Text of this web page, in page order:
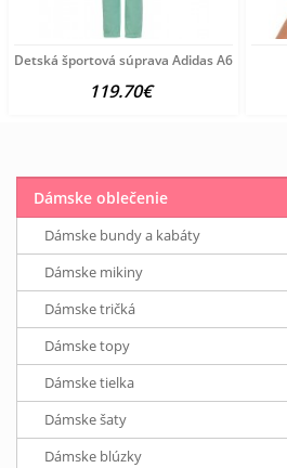
Detská športová súprava Adidas A6534
119.70€
Dámske oblečenie
Dámske bundy a kabáty
Dámske mikiny
Dámske tričká
Dámske topy
Dámske tielka
Dámske šaty
Dámske blúzky